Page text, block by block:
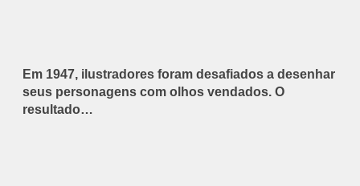
Em 1947, ilustradores foram desafiados a desenhar
seus personagens com olhos vendados. O
resultado…